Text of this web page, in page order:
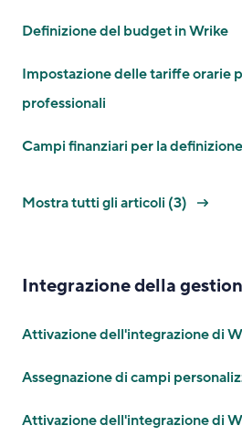
Definizione del budget in Wrike
Impostazione delle tariffe orarie
professionali
Campi finanziari per la
Mostra tutti gli articoli (3)
Integrazione della
Attivazione dell'integrazione di
Assegnazione di campi
Attivazione dell'integrazione di